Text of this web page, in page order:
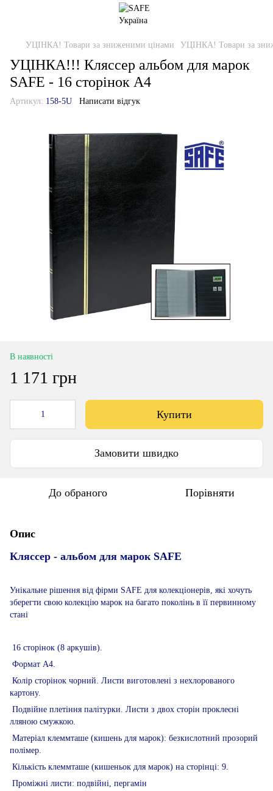
УЦІНКА! Товари за зниженими цінами УЦІНКА! Товари за
УЦІНКА!!! Кляссер альбом для марок
SAFE - 16 сторінок А4
Артикул: 158-5U Написати відгук
В наявності
1 171 грн
Купити
Замовити швидко
До обраного Порівняти
Опис
Кляссер - альбом для марок SAFE
Унікальне рішення від фірми SAFE для колекціонерів, які хочуть
зберегти свою колекцію марок на багато поколінь в її первинному
стані
16 сторінок (8 аркушів).
Формат А4.
Колір сторінок чорний. Листи виготовлені з нехлорованого
картону.
Подвійне плетіння палітурки. Листи з двох сторін проклеєні
лляною смужкою.
Матеріал клеммташе (кишень для марок): безкислотний прозорий
полімер.
Кількість клеммташе (кишеньок для марок) на сторінці: 9.
Проміжні листи: подвійні, пергамін